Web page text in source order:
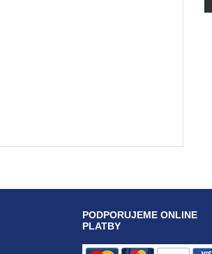
PODPORUJEME ONLINE
PLATBY